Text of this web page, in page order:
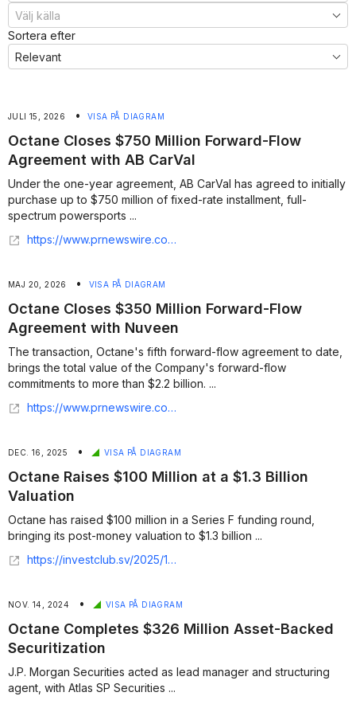
Sortera efter
JULI 15, 2026 • VISA PÅ DIAGRAM
Octane Closes $750 Million Forward-Flow
Agreement with AB CarVal
Under the one-year agreement, AB CarVal has agreed to initially
purchase up to $750 million of fixed-rate installment, full-
spectrum powersports ...
https://www.prnewswire.com/news-releases/octane-closes-750-million-forward-flow-agreement-with-ab-carval-302825582.html
MAJ 20, 2026 • VISA PÅ DIAGRAM
Octane Closes $350 Million Forward-Flow
Agreement with Nuveen
The transaction, Octane's fifth forward-flow agreement to date,
brings the total value of the Company's forward-flow
commitments to more than $2.2 billion. ...
https://www.prnewswire.com/news-releases/octane-closes-350-million-forward-flow-agreement-with-nuveen-302776654.html
DEC. 16, 2025 • VISA PÅ DIAGRAM
Octane Raises $100 Million at a $1.3 Billion
Valuation
Octane has raised $100 million in a Series F funding round,
bringing its post-money valuation to $1.3 billion ...
https://investclub.sv/2025/12/16/octane-raises-100-million-at-a-1-3-billion-valuation/
NOV. 14, 2024 • VISA PÅ DIAGRAM
Octane Completes $326 Million Asset-Backed
Securitization
J.P. Morgan Securities acted as lead manager and structuring
agent, with Atlas SP Securities ...